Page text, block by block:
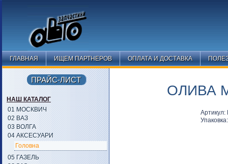
ГЛАВНАЯ ИЩЕМ ПАРТНЕРОВ ОПЛАТА И ДОСТАВКА
ОЛИВА
ПРАЙС-ЛИСТ
НАШ КАТАЛОГ
01 МОСКВИЧ
02 ВАЗ
03 ВОЛГА
04 АКСЕСУАРИ
Головна
05 ГАЗЕЛЬ